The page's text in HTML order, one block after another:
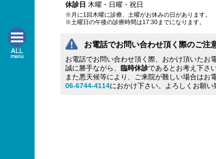
休診日 木曜・日曜・祝日
※月に1回木曜に診療、土曜がお休みの日があります。
※土曜日の午後の診療時間は17:30までになります。
お電話でお問い合わせ頂く際のご注
お電話でお問い合わせ頂く際、おかけ頂いたお
誠に勝手ながら、 臨時休診であるとお考え下さい
また悪天候等により、ご来院が難しい場合はお
06-6744-4114におかけ下さい。よろしくお願い